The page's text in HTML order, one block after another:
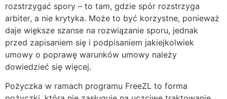
rozstrzygać spory – to tam, gdzie spór rozstrzyga
arbiter, a nie krytyka. Może to być korzystne, ponieważ
daje większe szanse na rozwiązanie sporu, jednak
przed zapisaniem się i podpisaniem jakiejkolwiek
umowy o poprawę warunków umowy należy
dowiedzieć się więcej.
Pożyczka w ramach programu FreeZL to forma